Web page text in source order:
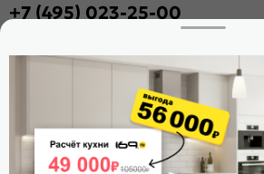
+7 (495) 023-25-00
Стать дилером
Расскажите о нас
Поделиться
Оцените магазин